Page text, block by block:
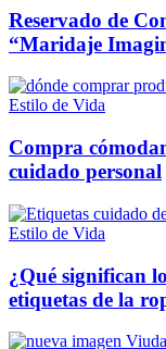
Reservado de
“Maridaje
Estilo de Vida
Compra
cuidado personal
Estilo de Vida
¿Qué significan
etiquetas de la